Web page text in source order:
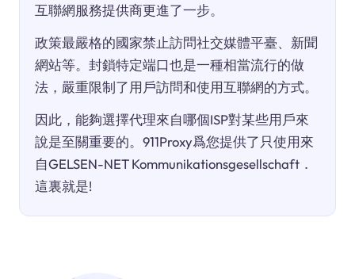
互聯網服務提供商更進了一步。
政策最嚴格的國家禁止訪問社交媒體平臺、新聞
網站等。封鎖特定端口也是一種相當流行的做
法，嚴重限制了用戶訪問和使用互聯網的方式。
因此，能夠選擇代理來自哪個ISP對某些用戶來
說是至關重要的。911Proxy爲您提供了只使用來
自GELSEN-NET Kommunikationsgesellschaft．
這裏就是!